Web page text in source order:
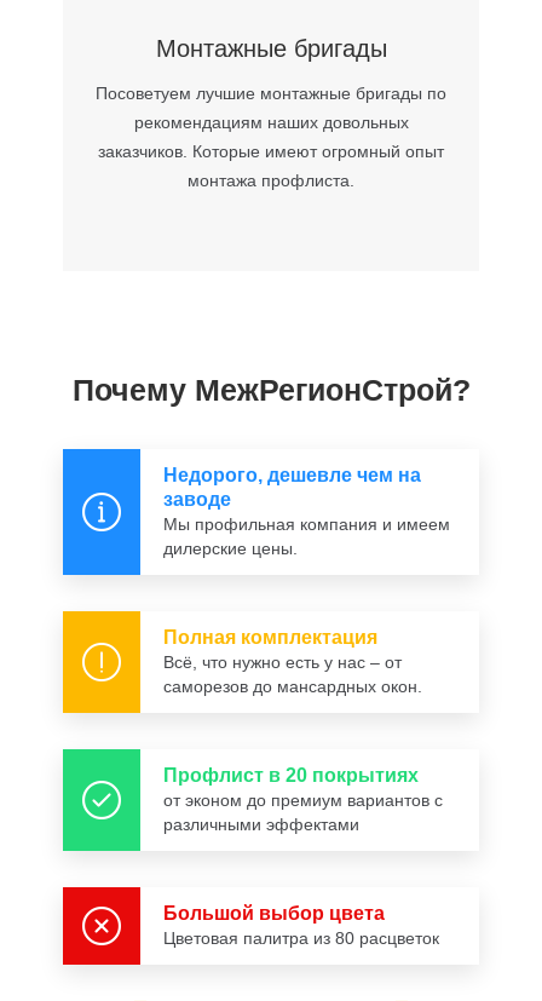
Монтажные бригады
Посоветуем лучшие монтажные бригады по
рекомендациям наших довольных
заказчиков. Которые имеют огромный опыт
монтажа профлиста.
Почему МежРегионСтрой?
Недорого, дешевле чем на
заводе
Мы профильная компания и имеем
дилерские цены.
Полная комплектация
Всё, что нужно есть у нас – от
саморезов до мансардных окон.
Профлист в 20 покрытиях
от эконом до премиум вариантов с
различными эффектами
Большой выбор цвета
Цветовая палитра из 80 расцветок